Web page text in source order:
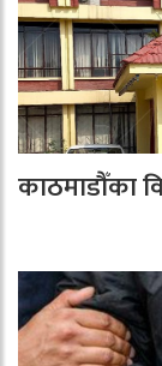
काठमाडौँका